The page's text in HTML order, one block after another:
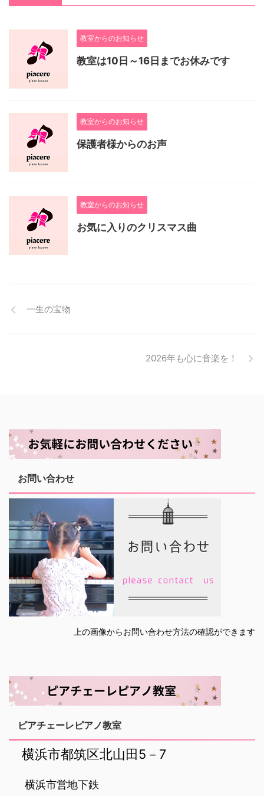
教室からのお知らせ
教室は10日～16日までお休みです
教室からのお知らせ
保護者様からのお声
教室からのお知らせ
お気に入りのクリスマス曲
一生の宝物
2026年も心に音楽を！
お問い合わせ
上の画像からお問い合わせ方法の確認ができます
ピアチェーレピアノ教室
‌ 横浜市都筑区北山田5－7
‌ 横浜市営地下鉄